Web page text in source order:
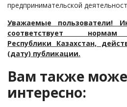
предпринимательской
Уважаемые пользователи!
соответствует нормам
Республики Казахстан,
(дату) публикации.
Вам также
интересно: